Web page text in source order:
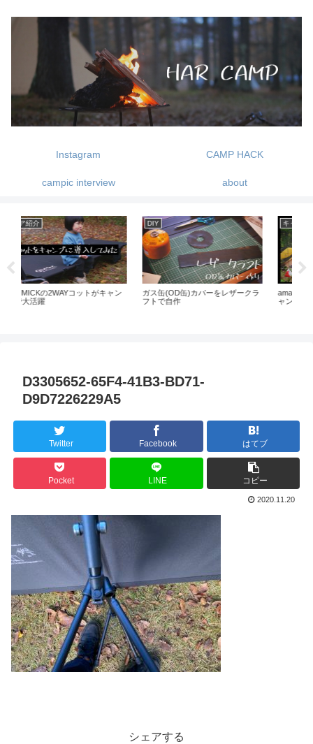
Instagram CAMP HACK
campic interview about
DIY
ガス缶(OD缶)カバーをレザークラ
フトで自作
キャンプ
amanayuキャンプ場でグループキ
ャンプ
D3305652-65F4-41B3-BD71-
D9D7226229A5
Twitter Facebook はてブ
Pocket LINE コピー
2020.11.20
シェアする